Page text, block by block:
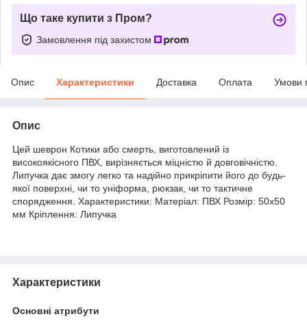
Що таке купити з Пром?
Замовлення під захистом
Опис Характеристики Доставка Оплата Умови
Опис
Цей шеврон Котики або смерть, виготовлений із
високоякісного ПВХ, вирізняється міцністю й довговічністю.
Липучка дає змогу легко та надійно прикріпити його до будь-
якої поверхні, чи то уніформа, рюкзак, чи то тактичне
спорядження. Характеристики: Матеріал: ПВХ Розмір: 50x50
мм Кріплення: Липучка
Характеристики
Основні атрибути